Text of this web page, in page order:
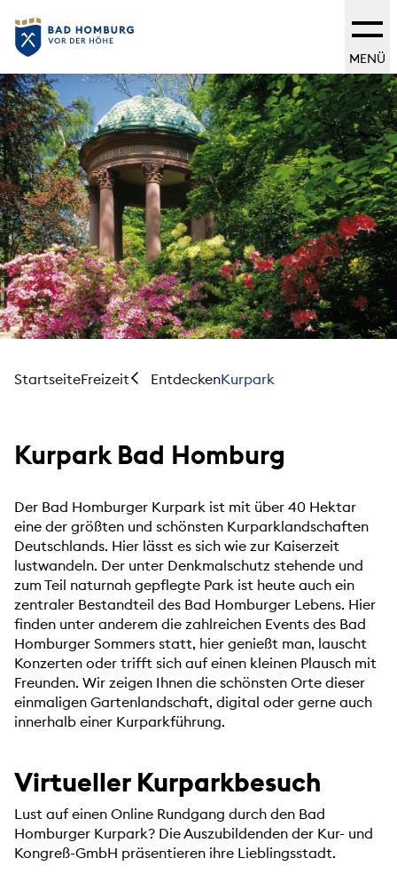
MENÜ
StartseiteFreizeit EntdeckenKurpark
Kurpark Bad Homburg
Der Bad Homburger Kurpark ist mit über 40 Hektar
eine der größten und schönsten Kurparklandschaften
Deutschlands. Hier lässt es sich wie zur Kaiserzeit
lustwandeln. Der unter Denkmalschutz stehende und
zum Teil naturnah gepflegte Park ist heute auch ein
zentraler Bestandteil des Bad Homburger Lebens. Hier
finden unter anderem die zahlreichen Events des Bad
Homburger Sommers statt, hier genießt man, lauscht
Konzerten oder trifft sich auf einen kleinen Plausch mit
Freunden. Wir zeigen Ihnen die schönsten Orte dieser
einmaligen Gartenlandschaft, digital oder gerne auch
innerhalb einer Kurparkführung.
Virtueller Kurparkbesuch
Lust auf einen Online Rundgang durch den Bad
Homburger Kurpark? Die Auszubildenden der Kur- und
Kongreß-GmbH präsentieren ihre Lieblingsstadt.